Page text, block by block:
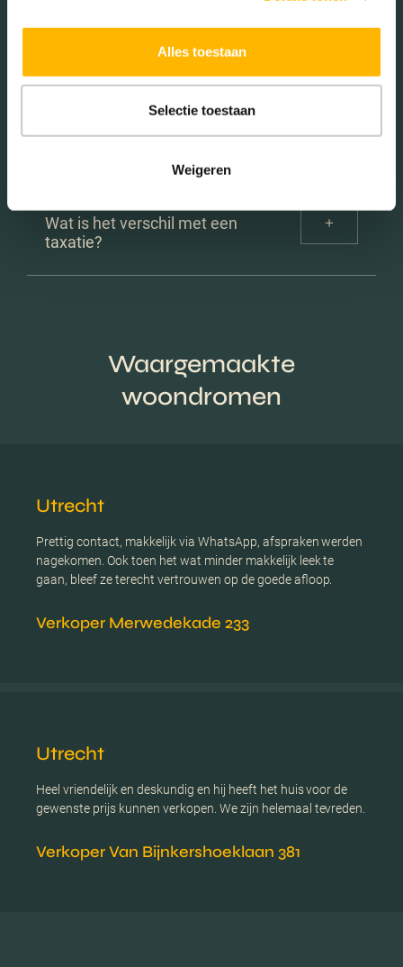
Alles toestaan
Selectie toestaan
Weigeren
Is een waardebepaling echt
Moet ik mijn woning direct
Nee. Veel mensen doen dit juist ter oriëntatie.
Wat is het verschil met een
taxatie?
Waargemaakte
woondromen
Utrecht
Prettig contact, makkelijk via WhatsApp, afspraken werden
nagekomen. Ook toen het wat minder makkelijk leek te
gaan, bleef ze terecht vertrouwen op de goede afloop.
Verkoper Merwedekade 233
Utrecht
Heel vriendelijk en deskundig en hij heeft het huis voor de
gewenste prijs kunnen verkopen. We zijn helemaal tevreden.
Verkoper Van Bijnkershoeklaan 381